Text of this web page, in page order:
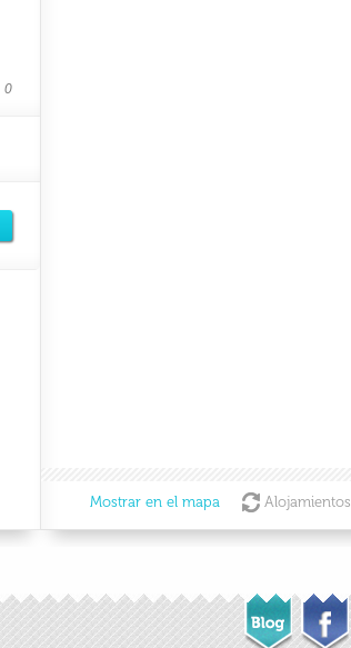
0
Mostrar en el mapa Alojamientos